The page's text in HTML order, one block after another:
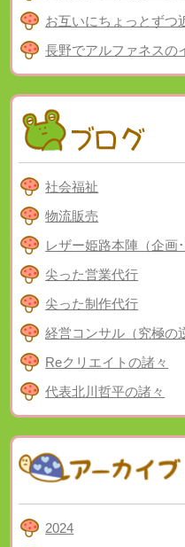
お互いにちょっとずつ
長野でアルファネスの
社会福祉
物流販売
レザー姫路本陣（企画･
尖った営業代行
尖った制作代行
経営コンサル（究極の
Reクリエイトの諸々
代表北川哲平の諸々
2024